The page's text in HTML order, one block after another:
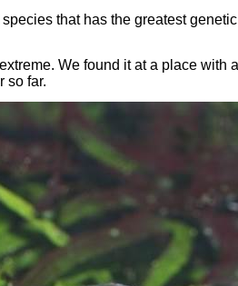
that has the greatest
We found it at a place
so far.